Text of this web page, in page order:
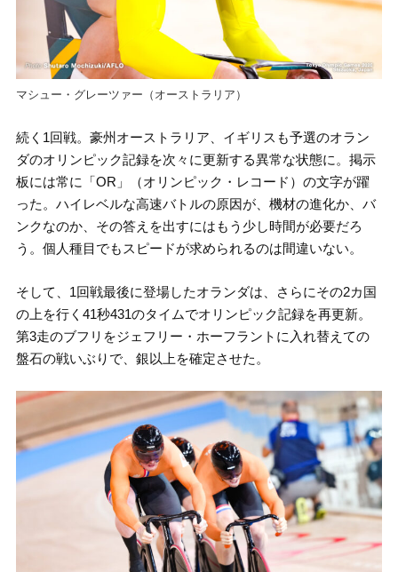
マシュー・グレーツァー（オーストラリア）
続く1回戦。豪州オーストラリア、イギリスも予選のオラン
ダのオリンピック記録を次々に更新する異常な状態に。掲示
板には常に「OR」（オリンピック・レコード）の文字が躍
った。ハイレベルな高速バトルの原因が、機材の進化か、バ
ンクなのか、その答えを出すにはもう少し時間が必要だろ
う。個人種目でもスピードが求められるのは間違いない。
そして、1回戦最後に登場したオランダは、さらにその2カ国
の上を行く41秒431のタイムでオリンピック記録を再更新。
第3走のブフリをジェフリー・ホーフラントに入れ替えての
盤石の戦いぶりで、銀以上を確定させた。